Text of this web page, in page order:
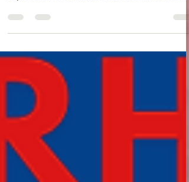
expresión de sus talentos en un contexto de
aprendizajes significativos, el Liceo Dr. Roberto
con gran éxito la 1° Feria de Talentos 2025 . La
actividad se llevó a cabo el viernes 28 de
noviembre y fue organizada por el equipo
docente del establecimiento, quienes junto a
los estudiantes dieron vida a una jornada llena
de creatividad, participación